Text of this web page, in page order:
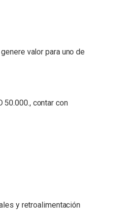
valor para uno de
contar con
y retroalimentación